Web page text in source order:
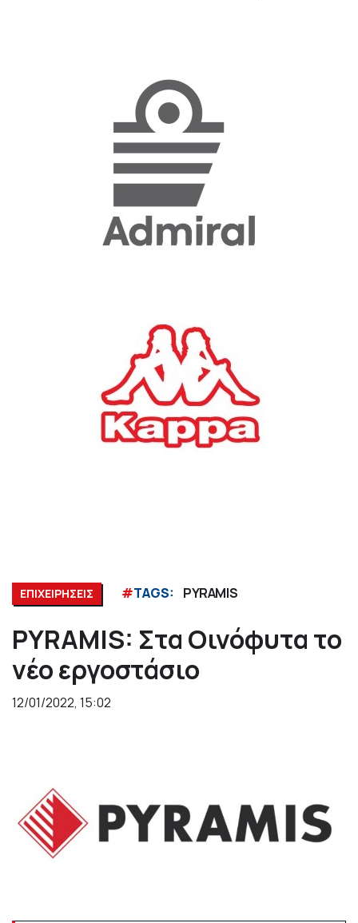
ΕΠΙΧΕΙΡΗΣΕΙΣ #TAGS: PYRAMIS
PYRAMIS: Στα Οινόφυτα το
νέο εργοστάσιο
12/01/2022, 15:02